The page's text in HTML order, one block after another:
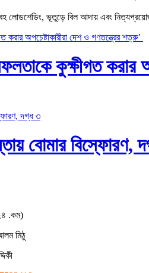
ভূতুড়ে বিল আদায় এবং
কুক্ষীগত করার
বোমার বিস্ফোরণ,
.কম)
মিঠু